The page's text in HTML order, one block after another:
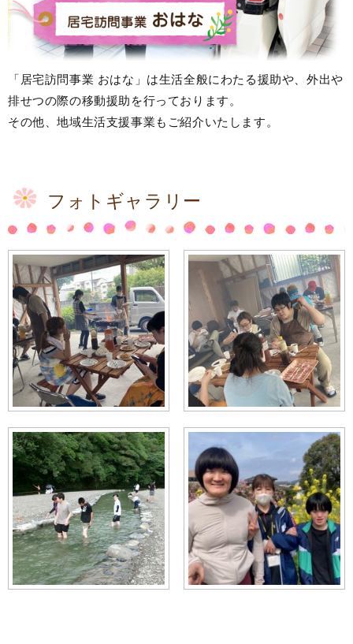
「居宅訪問事業 おはな」は生活全般にわたる援助や、外出や
排せつの際の移動援助を行っております。
その他、地域生活支援事業もご紹介いたします。
フォトギャラリー